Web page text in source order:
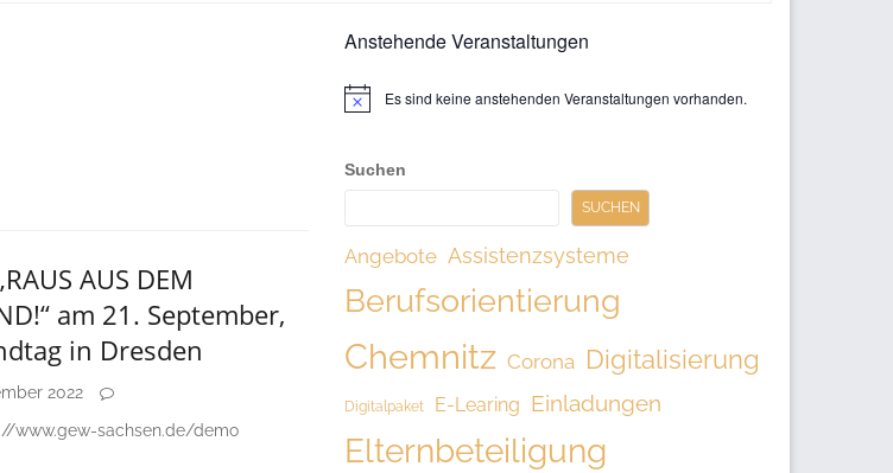
AUS DEM
am 21. September,
in Dresden
2022
www.gew-sachsen.de/demo
Untergeordnet
Anstehende Veranstaltungen
H
w
e
Es sind keine anstehenden Veranstaltungen vorhanden.
Suchen
SUCHEN
Angebote Assistenzsysteme
Berufsorientierung
Chemnitz Corona Digitalisierung
Digitalpaket E-Learing Einladungen
Elternbeteiligung